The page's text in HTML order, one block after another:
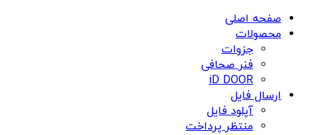
صفحه اصلی
محصولات
جزوات
فنر صحافی
iD DOOR
ارسال فایل
آپلود فایل
منتظر پرداخت